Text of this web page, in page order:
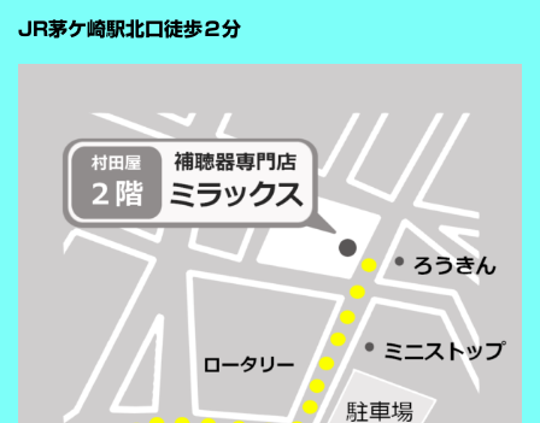
が“周囲の音を全部
JR茅ケ崎駅北口徒歩２分